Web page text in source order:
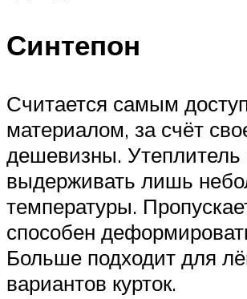
Синтепон
Считается самым
материалом, за счёт
дешевизны. Утеплитель
выдерживать лишь
температуры.
способен
Больше подходит для
вариантов курток.